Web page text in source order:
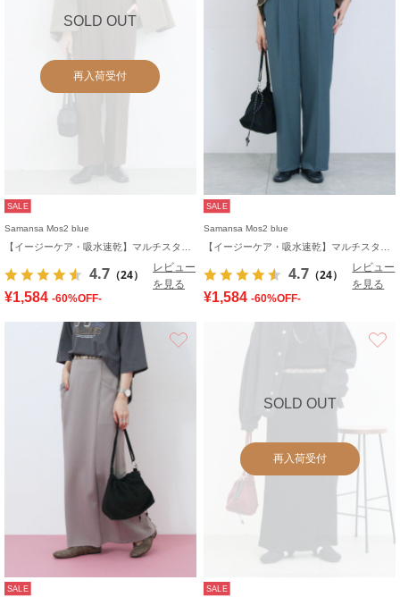
SOLD OUT
再入荷受付
SALE
Samansa Mos2 blue
4.7 （24）
レビュー
を見る
¥1,584 -60%OFF-
SALE
Samansa Mos2 blue
4.7 （24）
レビュー
を見る
¥1,584 -60%OFF-
SALE
SOLD OUT
再入荷受付
SALE